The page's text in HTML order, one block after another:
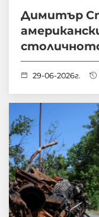
Димитър
29-06-2026г.